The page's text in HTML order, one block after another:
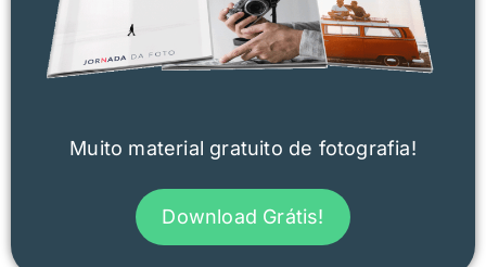
Muito material gratuito de fotografia!
Download Grátis!